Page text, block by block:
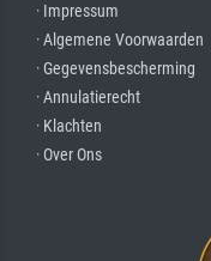
· Impressum
· Algemene Voorwaarden
· Gegevensbescherming
· Annulatierecht
· Klachten
· Over Ons